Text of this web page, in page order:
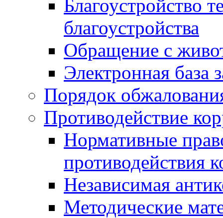
Благоустройство
благоустройства
Обращение с
Электронная база
Порядок
Противодействие
Нормативные
противодействия
Независимая
Методические